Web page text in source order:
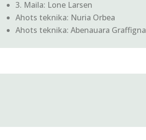
3. Maila: Lone Larsen
Ahots teknika: Nuria Orbea
Ahots teknika: Abenauara Graffigna